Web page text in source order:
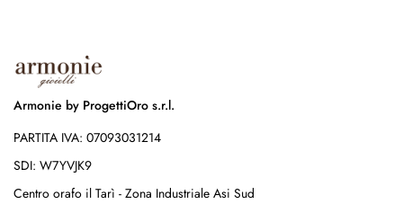
Armonie by ProgettiOro s.r.l.
PARTITA IVA: 07093031214
SDI: W7YVJK9
Centro orafo il Tarì - Zona Industriale Asi Sud